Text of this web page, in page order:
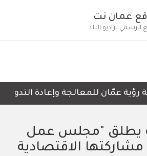
عمان نت
الرسمي لراديو البلد
عمّان للمعالجة وإعادة التدوير،
يطلق "مجلس عمل
مشاركتها الاقتصادية